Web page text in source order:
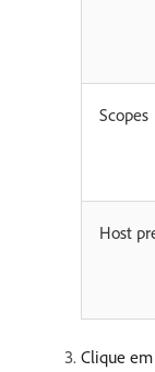
Scopes
Host
Clique em